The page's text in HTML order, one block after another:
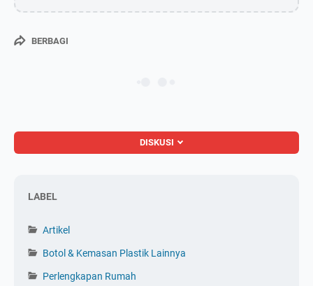
BERBAGI
DISKUSI
LABEL
Artikel
Botol & Kemasan Plastik Lainnya
Perlengkapan Rumah